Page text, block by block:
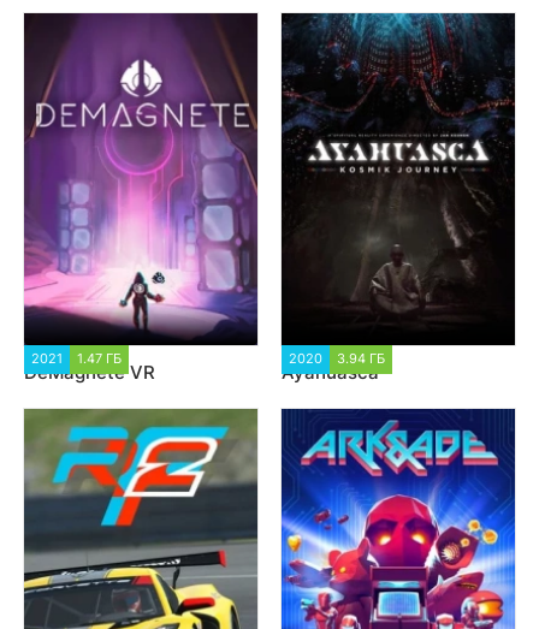
2021 1.47 ГБ
DeMagnete VR
2020 3.94 ГБ
Ayahuasca